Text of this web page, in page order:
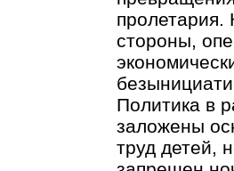
пролетария.
стороны,
Политика в
заложены
труд детей,